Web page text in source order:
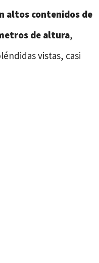
altos contenidos de
de altura,
vistas, casi